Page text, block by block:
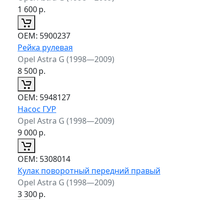
1 600р.
ОЕМ: 5900237
Рейка рулевая
Opel Astra G (1998—2009)
8 500р.
ОЕМ: 5948127
Насос ГУР
Opel Astra G (1998—2009)
9 000р.
ОЕМ: 5308014
Кулак поворотный передний правый
Opel Astra G (1998—2009)
3 300р.